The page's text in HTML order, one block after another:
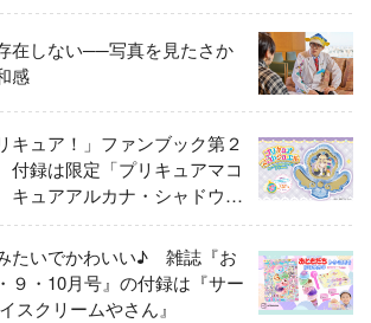
在しない──写真を見たさか
感
キュア！」ファンブック第２
録は限定「プリキュアマコ
キュアアルカナ・シャドウ
キュアエクレールを大特
たいでかわいい♪ 雑誌『お
９・10月号』の付録は『サー
スクリームやさん』